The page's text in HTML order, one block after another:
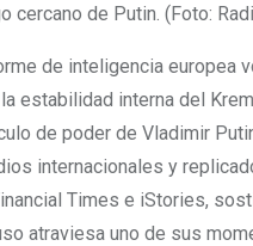
cercano de Putin. (Foto:
de inteligencia europea
estabilidad interna del
de poder de Vladimir
internacionales y
Times e iStories,
atraviesa uno de sus